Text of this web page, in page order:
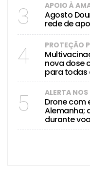
3 APOIO À
Agosto
rede de
4 PROTEÇÃO
nova dose
para todas
5 ALERTA NOS
Drone com
Alemanha;
durante voo